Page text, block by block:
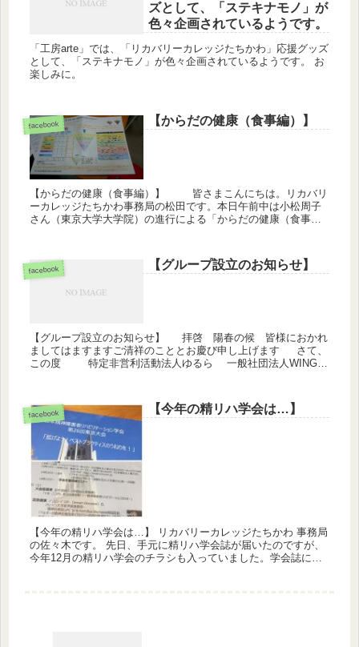
ズとして、「ステキナモノ」が
色々企画されているようです。
「工房arte」では、「リカバリーカレッジたちかわ」応援グッズ
として、「ステキナモノ」が色々企画されているようです。 お
楽しみに。
facebook 【からだの健康（食事編）】
【からだの健康（食事編）】 皆さまこんにちは。リカバリ
ーカレッジたちかわ事務局の松田です。本日午前中は小松周子
さん（東京大学大学院）の進行による「からだの健康（食事
facebook 【グループ設立のお知らせ】
【グループ設立のお知らせ】 拝啓 陽春の候 皆様におかれ
ましてはますますご清祥のこととお慶び申し上げます さて、
この度 特定非営利活動法人ゆるら 一般社団法人WING-
facebook 【今年の精リハ学会は…】
【今年の精リハ学会は…】 リカバリーカレッジたちかわ 事務局
の佐々木です。 先日、手元に精リハ学会誌が届いたのですが、
今年12月の精リハ学会のチラシも入っていました。学会誌には